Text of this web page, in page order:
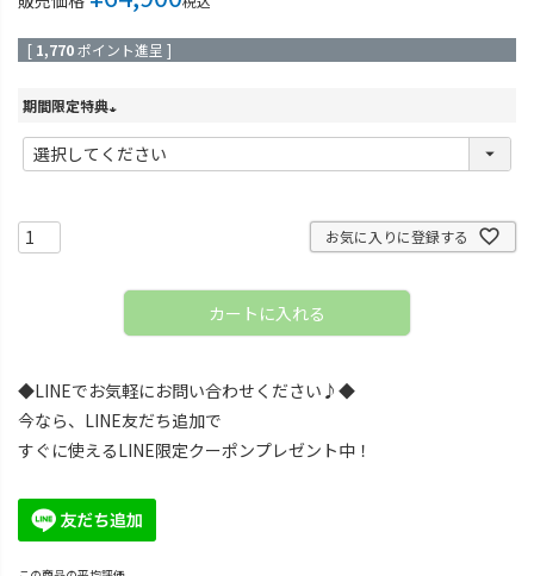
[ 1,770ポイント進呈 ]
期間限定特典
(
必
お気に入りに登録する
カートに入れる
◆LINEでお気軽にお問い合わせください♪◆
今なら、LINE友だち追加で
すぐに使えるLINE限定クーポンプレゼント中！